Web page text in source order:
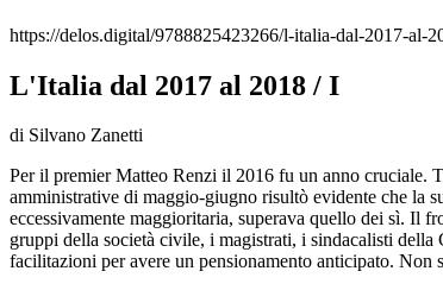
https://delos.digital/9788825423266/l-italia-dal-2017-al-
L'Italia dal 2017 al 2018 / I
di Silvano Zanetti
Per il premier Matteo Renzi il 2016 fu un anno cruciale.
amministrative di maggio-giugno risultò evidente che la
eccessivamente maggioritaria, superava quello dei sì. Il
gruppi della società civile, i magistrati, i sindacalisti
facilitazioni per avere un pensionamento anticipato.